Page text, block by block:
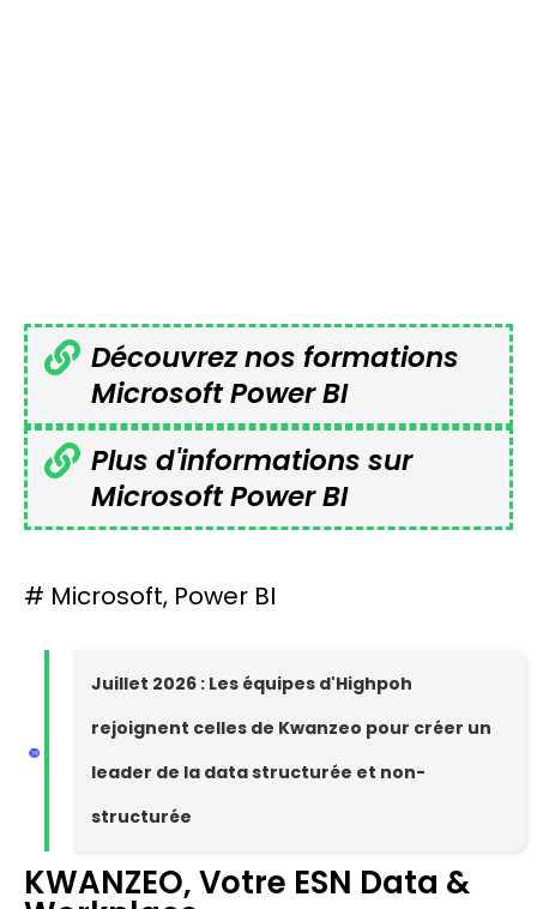
Découvrez nos formations
Microsoft Power BI
Plus d'informations sur
Microsoft Power BI
# Microsoft, Power BI
Juillet 2026 : Les équipes d'Highpoh
rejoignent celles de Kwanzeo pour créer un
leader de la data structurée et non-
structurée
KWANZEO, Votre ESN Data &